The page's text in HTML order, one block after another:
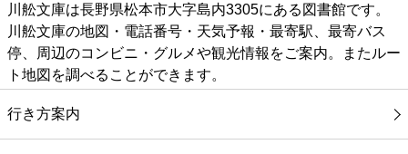
川舩文庫は長野県松本市大字島内3305にある図書館です。
川舩文庫の地図・電話番号・天気予報・最寄駅、最寄バス
停、周辺のコンビニ・グルメや観光情報をご案内。またルー
ト地図を調べることができます。
行き方案内